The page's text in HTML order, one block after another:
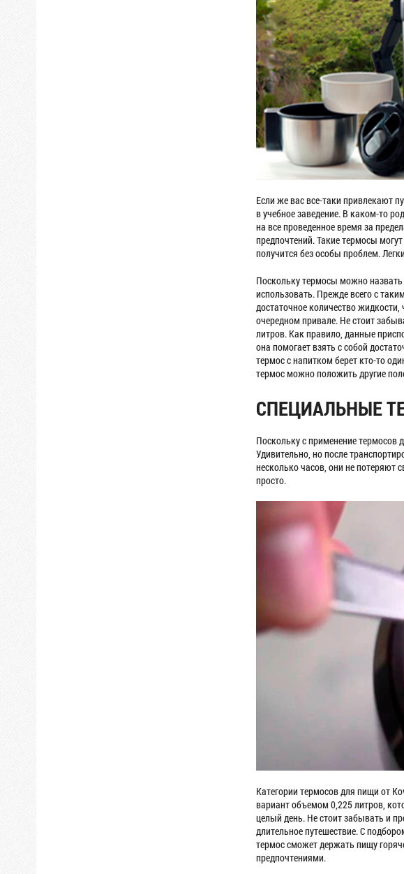
Если же вас все-таки привлекают
в учебное заведение. В каком-то
на все проведенное время за
предпочтений. Такие термосы
получится без особы проблем.
Поскольку термосы можно назвать
использовать. Прежде всего с
достаточное количество
очередном привале. Не стоит
литров. Как правило, данные
она помогает взять с собой
термос с напитком берет кто-то
термос можно положить другие
СПЕЦИАЛЬНЫЕ
Поскольку с применение термосов
Удивительно, но после
несколько часов, они не потеряют
просто.
Категории термосов для пищи от
вариант объемом 0,225 литров,
целый день. Не стоит забывать и
длительное путешествие. С
термос сможет держать пищу
предпочтениями.